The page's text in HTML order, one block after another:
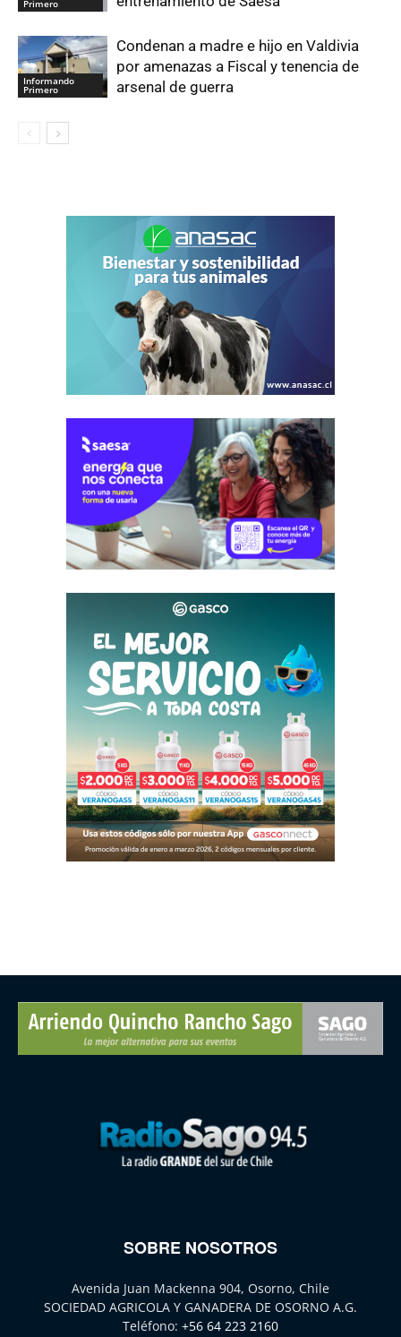
Primero
Informando
Primero
Condenan a madre e hijo en Valdivia
por amenazas a Fiscal y tenencia de
arsenal de guerra
SOBRE NOSOTROS
Avenida Juan Mackenna 904, Osorno, Chile
SOCIEDAD AGRICOLA Y GANADERA DE OSORNO A.G.
Teléfono: +56 64 223 2160